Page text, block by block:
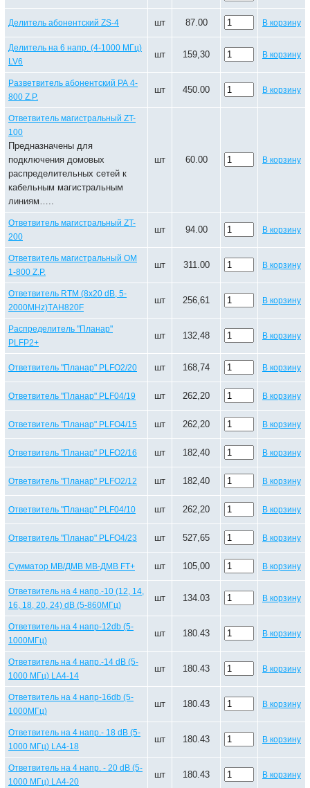
Делитель абонентский ZS-4 шт 87.00 В корзину
Делитель на 6 напр. (4-1000 МГц)
LV6
шт 159,30 В корзину
Разветвитель абонентский РА 4-
800 Z.P.
шт 450.00 В корзину
Ответвитель магистральный ZT-
100
Предназначены для
подключения домовых
распределительных сетей к
кабельным магистральным
линиям…..
шт 60.00 В корзину
Ответвитель магистральный ZT-
200
шт 94.00 В корзину
Ответвитель магистральный ОМ
1-800 Z.P.
шт 311.00 В корзину
Ответвитель RTM (8х20 dB, 5-
2000MHz)ТАН820F
шт 256,61 В корзину
Распределитель "Планар"
PLFP2+
шт 132,48 В корзину
Ответвитель "Планар" PLFO2/20 шт 168,74 В корзину
Ответвитель "Планар" PLF04/19 шт 262,20 В корзину
Ответвитель "Планар" PLFO4/15 шт 262,20 В корзину
Ответвитель "Планар" PLFO2/16 шт 182,40 В корзину
Ответвитель "Планар" PLFO2/12 шт 182,40 В корзину
Ответвитель "Планар" PLF04/10 шт 262,20 В корзину
Ответвитель "Планар" PLFO4/23 шт 527,65 В корзину
Сумматор МВ/ДМВ МВ-ДМВ FT+ шт 105,00 В корзину
Ответвитель на 4 напр.-10 (12, 14,
16, 18, 20, 24) dB (5-860МГц)
шт 134.03 В корзину
Ответвитель на 4 напр-12db (5-
1000МГц)
шт 180.43 В корзину
Ответвитель на 4 напр.-14 dB (5-
1000 МГц) LA4-14
шт 180.43 В корзину
Ответвитель на 4 напр-16db (5-
1000МГц)
шт 180.43 В корзину
Ответвитель на 4 напр.- 18 dB (5-
1000 МГц) LA4-18
шт 180.43 В корзину
Ответвитель на 4 напр. - 20 dB (5-
1000 МГц) LA4-20
шт 180.43 В корзину